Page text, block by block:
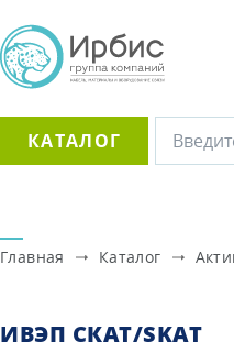
КАТАЛОГ
Главная Каталог
ИВЭП СКАТ/SKAT